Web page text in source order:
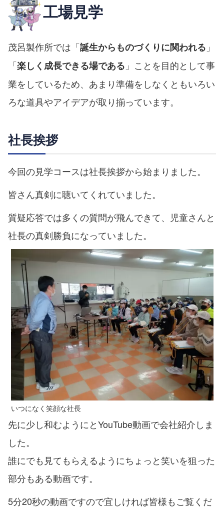
工場見学
茂呂製作所では「誕生からものづくりに関われる 」
「楽しく成長できる場である 」ことを目的として事
業をしているため、あまり準備をしなくともいろい
ろな道具やアイデアが取り揃っています。
社長挨拶
今回の見学コースは社長挨拶から始まりました。
皆さん真剣に聴いてくれていました。
質疑応答では多くの質問が飛んできて、児童さんと
社長の真剣勝負になっていました。
いつになく笑顔な社長
先に少し和むようにとYouTube動画で会社紹介しま
した。
誰にでも見てもらえるようにちょっと笑いを狙った
部分もある動画です。
5分20秒の動画ですので宜しければ皆様もご覧くだ